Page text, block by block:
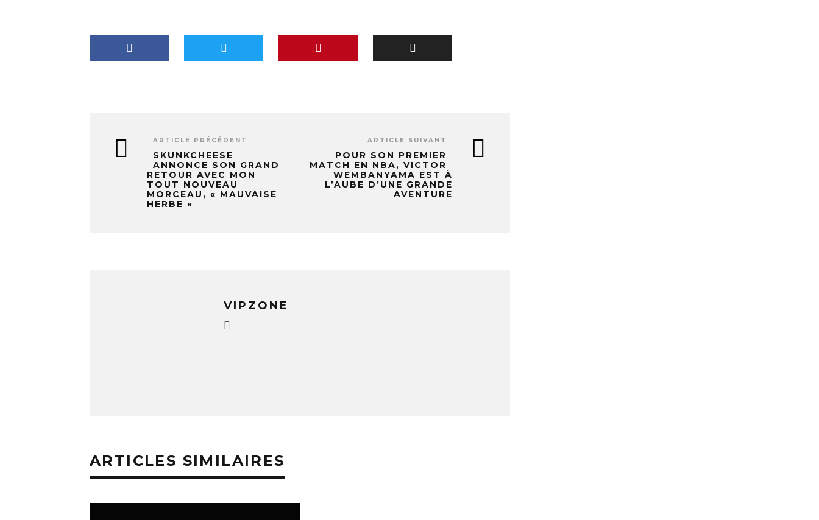
n
ARTICLE PRÉCÉDENT
SKUNKCHEESE
ANNONCE SON GRAND
RETOUR AVEC MON
TOUT NOUVEAU
MORCEAU, « MAUVAISE
HERBE »
ARTICLE SUIVANT
POUR SON PREMIER
MATCH EN NBA, VICTOR
WEMBANYAMA EST À
L’AUBE D’UNE GRANDE
AVENTURE
VIPZONE
ARTICLES SIMILAIRES